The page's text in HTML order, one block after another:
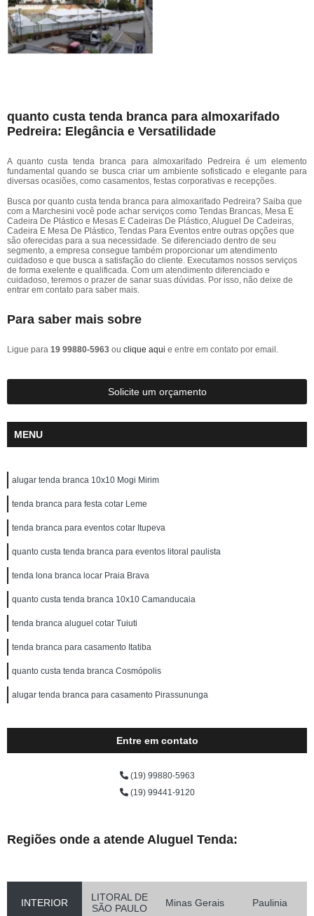
quanto custa tenda branca para almoxarifado
Pedreira: Elegância e Versatilidade
A quanto custa tenda branca para almoxarifado Pedreira é um elemento
fundamental quando se busca criar um ambiente sofisticado e elegante para
diversas ocasiões, como casamentos, festas corporativas e recepções.
Busca por quanto custa tenda branca para almoxarifado Pedreira? Saiba que
com a Marchesini você pode achar serviços como Tendas Brancas, Mesa E
Cadeira De Plástico e Mesas E Cadeiras De Plástico, Aluguel De Cadeiras,
Cadeira E Mesa De Plástico, Tendas Para Eventos entre outras opções que
são oferecidas para a sua necessidade. Se diferenciado dentro de seu
segmento, a empresa consegue também proporcionar um atendimento
cuidadoso e que busca a satisfação do cliente. Executamos nossos serviços
de forma exelente e qualificada. Com um atendimento diferenciado e
cuidadoso, teremos o prazer de sanar suas dúvidas. Por isso, não deixe de
entrar em contato para saber mais.
Para saber mais sobre
Ligue para 19 99880-5963 ou clique aqui e entre em contato por email.
Solicite um orçamento
MENU
alugar tenda branca 10x10 Mogi Mirim
tenda branca para festa cotar Leme
tenda branca para eventos cotar Itupeva
quanto custa tenda branca para eventos litoral paulista
tenda lona branca locar Praia Brava
quanto custa tenda branca 10x10 Camanducaia
tenda branca aluguel cotar Tuiuti
tenda branca para casamento Itatiba
quanto custa tenda branca Cosmópolis
alugar tenda branca para casamento Pirassununga
Entre em contato
(19) 99880-5963
(19) 99441-9120
Regiões onde a atende Aluguel Tenda:
INTERIOR
LITORAL DE
SÃO PAULO
Minas Gerais Paulinia